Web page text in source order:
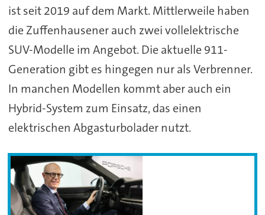
ist seit 2019 auf dem Markt. Mittlerweile haben
die Zuffenhausener auch zwei vollelektrische
SUV-Modelle im Angebot. Die aktuelle 911-
Generation gibt es hingegen nur als Verbrenner.
In manchen Modellen kommt aber auch ein
Hybrid-System zum Einsatz, das einen
elektrischen Abgasturbolader nutzt.